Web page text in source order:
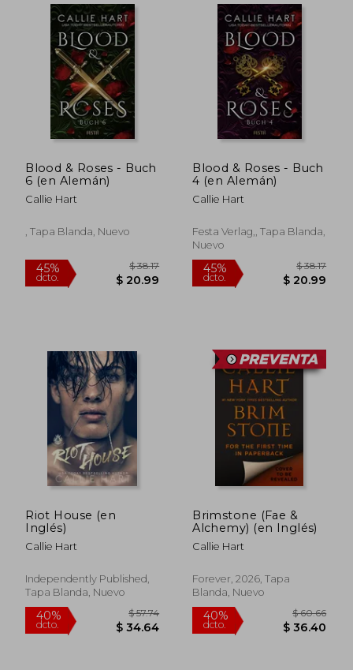
40%
dcto. $ 32.39
45%
dcto.
45%
dcto.
40%
dcto.
Blood & Roses - Buch
6 (en Alemán)
Callie Hart
, Tapa Blanda, Nuevo
Blood & Roses - Buch
4 (en Alemán)
Callie Hart
Festa Verlag,, Tapa Blanda,
Nuevo
Riot House (en
Inglés)
Callie Hart
Independently Published,
Tapa Blanda, Nuevo
Brimstone (Fae &
Alchemy) (en Inglés)
Callie Hart
Forever, 2026, Tapa
Blanda, Nuevo